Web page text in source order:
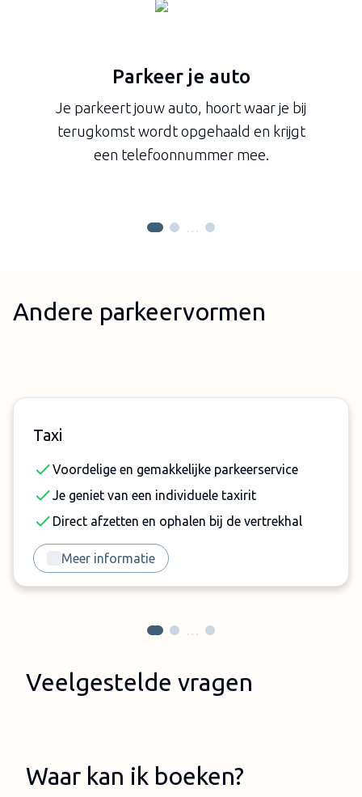
Parkeer je auto
Je parkeert jouw auto, hoort waar je bij
terugkomst wordt opgehaald en krijgt
een telefoonnummer mee.
…
Andere parkeervormen
Taxi
Voordelige en gemakkelijke parkeerservice
Je geniet van een individuele taxirit
Direct afzetten en ophalen bij de vertrekhal
Meer informatie
…
Veelgestelde vragen
Waar kan ik boeken?